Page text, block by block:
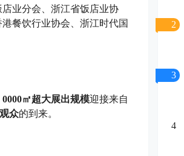
业分会、浙江省饭店业协
餐饮行业协会、浙江时代国
0000㎡超大展出规模迎接来自
众的到来。
2
3
4